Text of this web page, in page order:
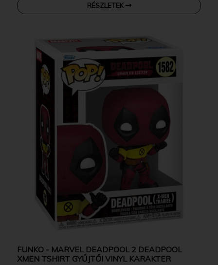
RÉSZLETEK
FUNKO - MARVEL DEADPOOL 2 DEADPOOL
XMEN TSHIRT GYŰJTŐI VINYL KARAKTER